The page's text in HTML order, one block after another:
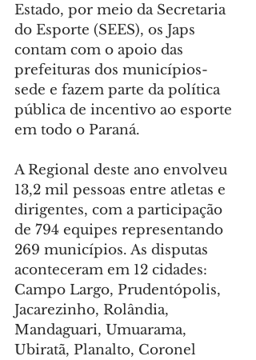
Estado, por meio da Secretaria
do Esporte (SEES), os Japs
contam com o apoio das
prefeituras dos municípios-
sede e fazem parte da política
pública de incentivo ao esporte
em todo o Paraná.
A Regional deste ano envolveu
13,2 mil pessoas entre atletas e
dirigentes, com a participação
de 794 equipes representando
269 municípios. As disputas
aconteceram em 12 cidades:
Campo Largo, Prudentópolis,
Jacarezinho, Rolândia,
Mandaguari, Umuarama,
Ubiratã, Planalto, Coronel